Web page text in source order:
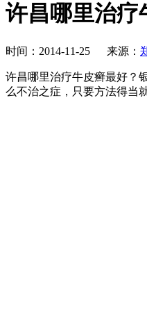
许昌哪里治疗
时间：2014-11-25 来源：
许昌哪里治疗牛皮癣最好？
么不治之症，只要方法得当